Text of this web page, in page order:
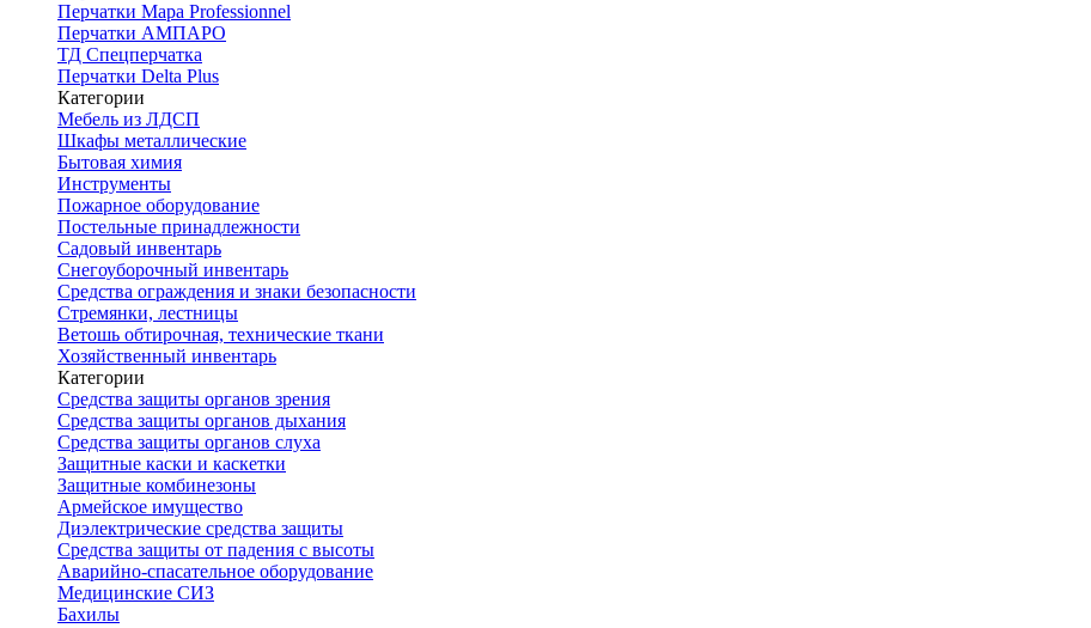
Перчатки Мара Professionnel
Перчатки АМПАРО
ТД Спецперчатка
Перчатки Delta Plus
Категории
Мебель из ЛДСП
Шкафы металлические
Бытовая химия
Инструменты
Пожарное оборудование
Постельные принадлежности
Садовый инвентарь
Снегоуборочный инвентарь
Средства ограждения и знаки безопасности
Стремянки, лестницы
Ветошь обтирочная, технические ткани
Хозяйственный инвентарь
Категории
Средства защиты органов зрения
Средства защиты органов дыхания
Средства защиты органов слуха
Защитные каски и каскетки
Защитные комбинезоны
Армейское имущество
Диэлектрические средства защиты
Средства защиты от падения с высоты
Аварийно-спасательное оборудование
Медицинские СИЗ
Бахилы